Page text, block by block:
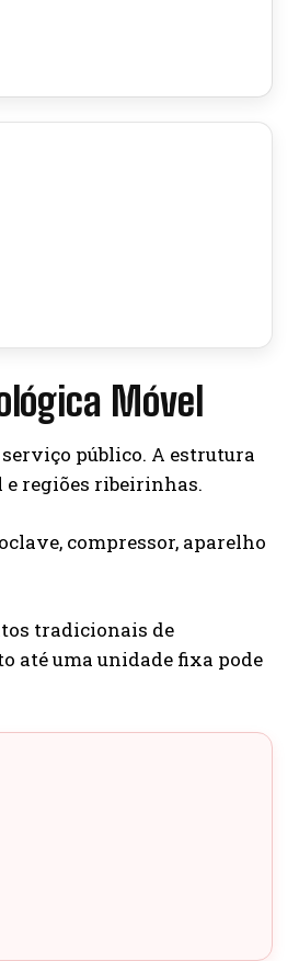
Móvel
público. A estrutura
regiões ribeirinhas.
compressor, aparelho
tradicionais de
até uma unidade fixa pode